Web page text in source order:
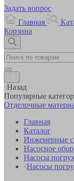
Задать вопрос
Главная
Корзина
Назад
Популярные
Отделочные
Главная
Каталог
Инженерные
Насосное
Насосы
Насосы